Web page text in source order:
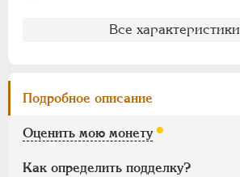
Литература и редкость
Уздеников: 0777
Петрунин
: не вошла в описание
Семёнов: 154-120 (+)
Все характеристики
Подробное описание
Оценить мою монету
Как определить подделку?
1796-1801
АЛЕКСАНДР II
НИКОЛАЙ II 1894-1917
ВРЕМЕННОЕ ПРАВ.
1917-1918